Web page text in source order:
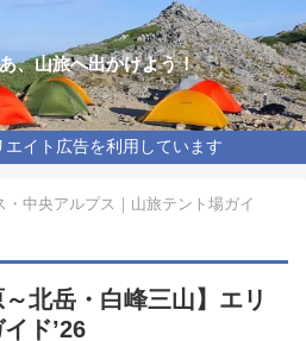
、山旅へ出かけよう！
イト広告を利用しています
・中央アルプス｜山旅テント場ガイ
北岳・白峰三山】エリ
ド’26